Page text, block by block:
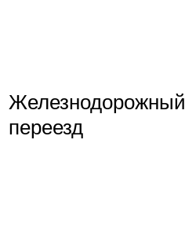
Железнодорожный
переезд